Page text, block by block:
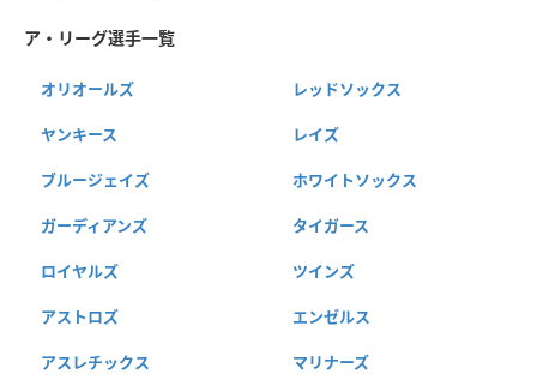
ア・リーグ選手一覧
オリオールズ レッドソックス
ヤンキース レイズ
ブルージェイズ ホワイトソックス
ガーディアンズ タイガース
ロイヤルズ ツインズ
アストロズ エンゼルス
アスレチックス マリナーズ